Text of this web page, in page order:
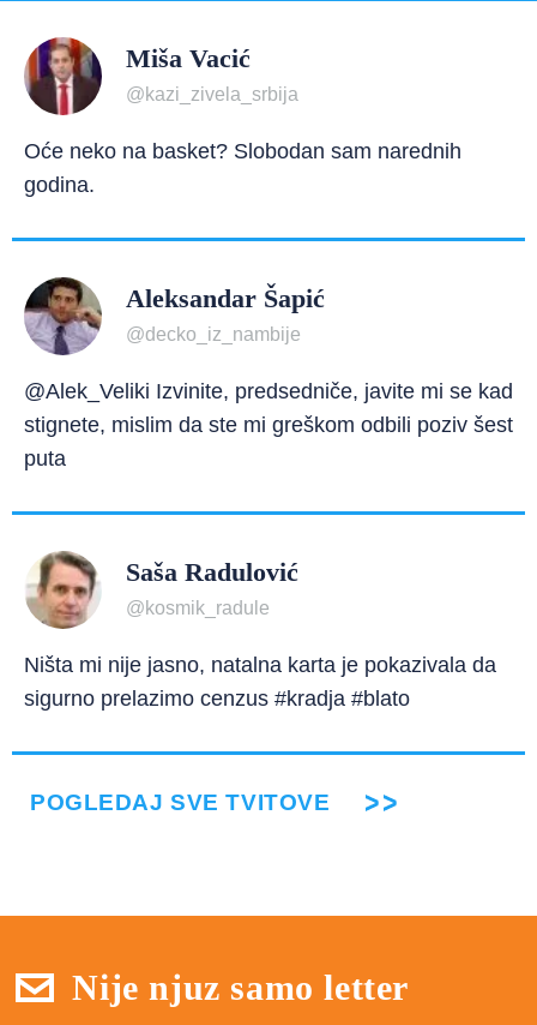
Miša Vacić
@kazi_zivela_srbija
Oće neko na basket? Slobodan sam narednih
godina.
Aleksandar Šapić
@decko_iz_nambije
@Alek_Veliki Izvinite, predsedniče, javite mi se kad
stignete, mislim da ste mi greškom odbili poziv šest
puta
Saša Radulović
@kosmik_radule
Ništa mi nije jasno, natalna karta je pokazivala da
sigurno prelazimo cenzus #kradja #blato
POGLEDAJ SVE TVITOVE
Nije njuz samo letter